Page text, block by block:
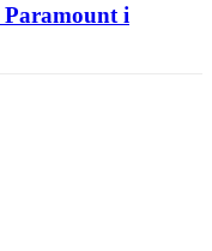
i